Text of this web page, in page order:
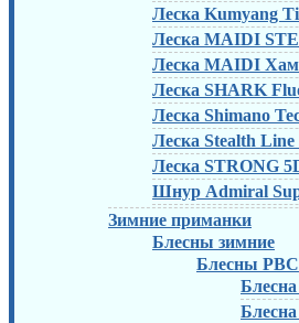
Леска Kumyang
Леска MAIDI
Леска MAIDI
Леска SHARK
Леска Shimano
Леска Stealth Line
Леска STRONG
Шнур Admiral
Зимние приманки
Блесны зимние
Блесны РВС